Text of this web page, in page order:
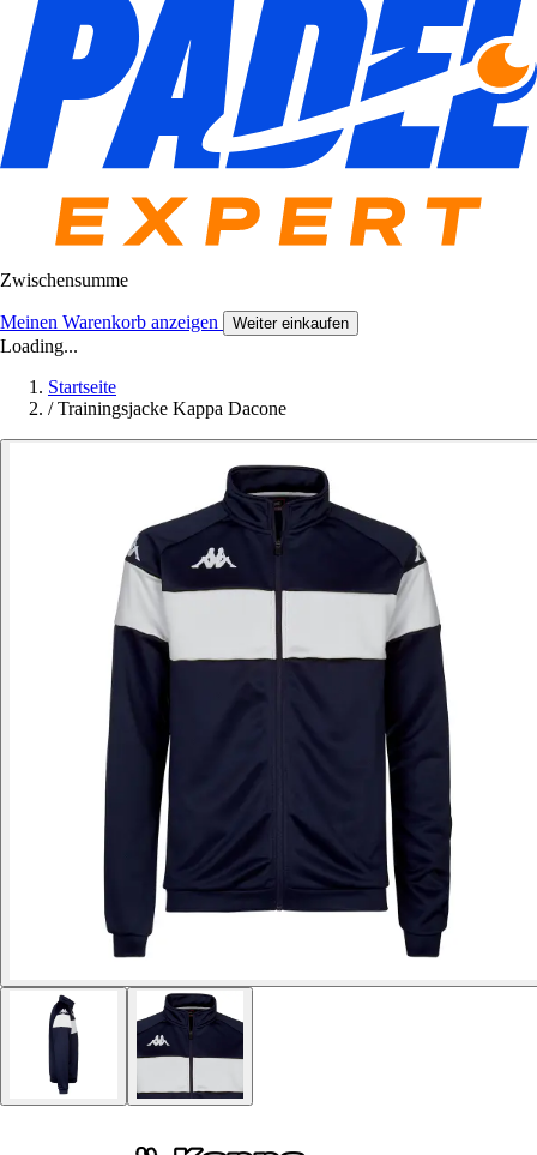
Zwischensumme
Meinen Warenkorb anzeigen Weiter einkaufen
Loading...
Startseite
/ Trainingsjacke Kappa Dacone